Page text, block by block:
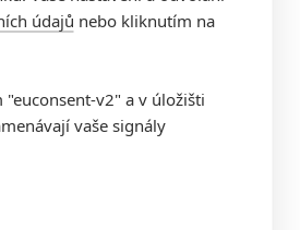
údajů nebo kliknutím na
v2" a v úložišti
vaše signály